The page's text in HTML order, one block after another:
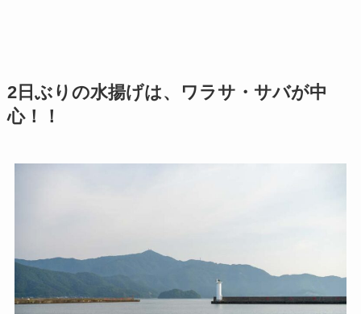
2日ぶりの水揚げは、ワラサ・サバが中
心！！